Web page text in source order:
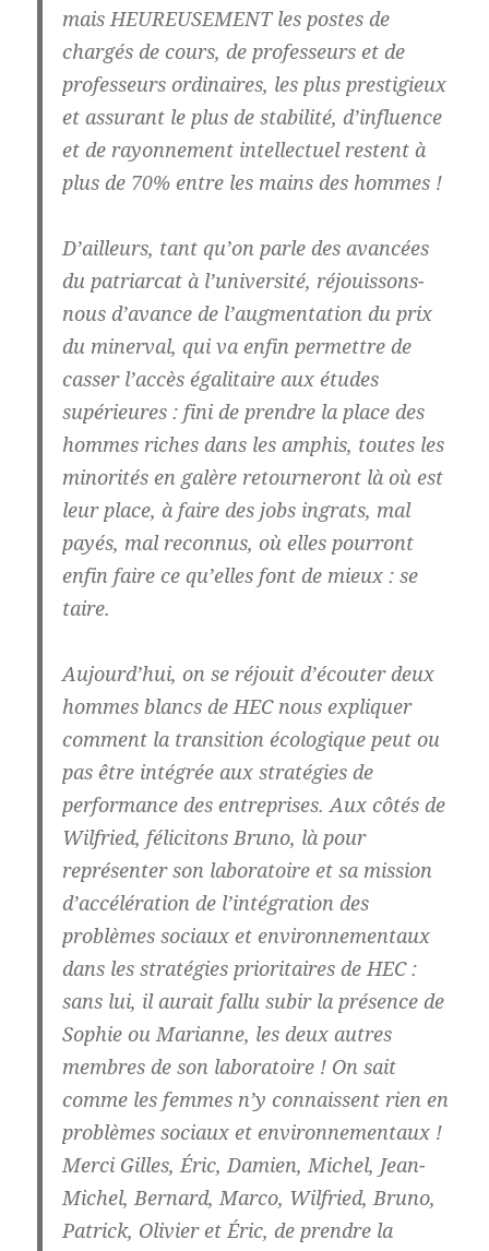
mais HEUREUSEMENT les postes de
chargés de cours, de professeurs et de
professeurs ordinaires, les plus prestigieux
et assurant le plus de stabilité, d’influence
et de rayonnement intellectuel restent à
plus de 70% entre les mains des hommes !
D’ailleurs, tant qu’on parle des avancées
du patriarcat à l’université, réjouissons-
nous d’avance de l’augmentation du prix
du minerval, qui va enfin permettre de
casser l’accès égalitaire aux études
supérieures : fini de prendre la place des
hommes riches dans les amphis, toutes les
minorités en galère retourneront là où est
leur place, à faire des jobs ingrats, mal
payés, mal reconnus, où elles pourront
enfin faire ce qu’elles font de mieux : se
taire.
Aujourd’hui, on se réjouit d’écouter deux
hommes blancs de HEC nous expliquer
comment la transition écologique peut ou
pas être intégrée aux stratégies de
performance des entreprises. Aux côtés de
Wilfried, félicitons Bruno, là pour
représenter son laboratoire et sa mission
d’accélération de l’intégration des
problèmes sociaux et environnementaux
dans les stratégies prioritaires de HEC :
sans lui, il aurait fallu subir la présence de
Sophie ou Marianne, les deux autres
membres de son laboratoire ! On sait
comme les femmes n’y connaissent rien en
problèmes sociaux et environnementaux !
Merci Gilles, Éric, Damien, Michel, Jean-
Michel, Bernard, Marco, Wilfried, Bruno,
Patrick, Olivier et Éric, de prendre la